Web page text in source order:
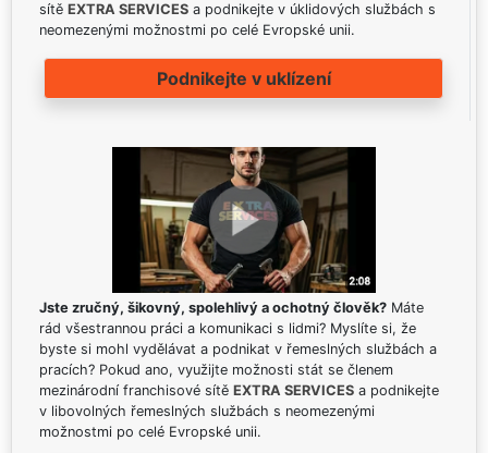
sítě EXTRA SERVICES a podnikejte v úklidových službách s
neomezenými možnostmi po celé Evropské unii.
Podnikejte v uklízení
Jste zručný, šikovný, spolehlivý a ochotný člověk? Máte
rád všestrannou práci a komunikaci s lidmi? Myslíte si, že
byste si mohl vydělávat a podnikat v řemeslných službách a
pracích? Pokud ano, využijte možnosti stát se členem
mezinárodní franchisové sítě EXTRA SERVICES a podnikejte
v libovolných řemeslných službách s neomezenými
možnostmi po celé Evropské unii.